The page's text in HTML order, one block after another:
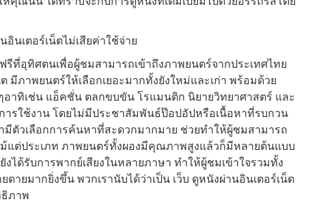
อินเตอร์เน็ตไม่เสียค่าใช้จ่าย
รีที่อุทิศตนเพื่อผู้ชมสามารถเข้าถึงภาพยนตร์จากประเทศไทย
มีภาพยนตร์ให้เลือกเยอะมากทั้งยังใหม่และเก่า พร้อมด้วย
าทิเช่น แอ็คชั่น ตลกขบขัน โรแมนติก นิยายวิทยาศาสตร์ และ
ารใช้งาน โดยไม่มีประชาสัมพันธ์ป๊อปอัปหรือเนื้อหาที่รบกวน
ตัวเลือกการค้นหาที่สะดวกมากมาย ช่วยทำให้ผู้ชมสามารถ
แต่ประเภท ภาพยนตร์ทั้งผองมีคุณภาพสูงแล้วก็มีหลายต้นแบบ
ได้รับการพากย์เสียงในหลายภาษา ทำให้ผู้ชมเข้าใจรวมทั้ง
ายมากยิ่งขึ้น พวกเรานับได้ว่าเป็น เว็บ ดูหนังผ่านอินเตอร์เน็ต
ภาพ